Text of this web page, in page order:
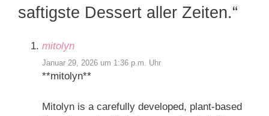
saftigste Dessert aller Zeiten.“
mitolyn
Januar 29, 2026 um 1:36 p.m. Uhr
**mitolyn**
Mitolyn is a carefully developed, plant-based